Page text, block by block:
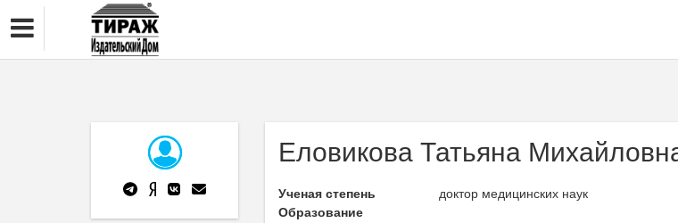
Еловикова Татьяна
Ученая степень
доктор медицинских наук
Образование